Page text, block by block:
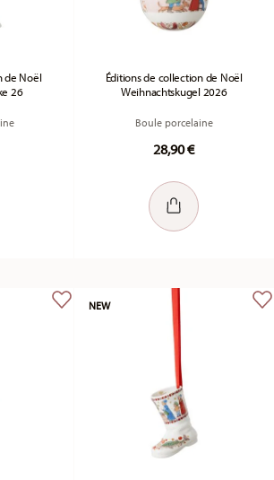
de Noël
26
Éditions de collection de Noël
Weihnachtskugel 2026
Boule porcelaine
28,90 €
NEW